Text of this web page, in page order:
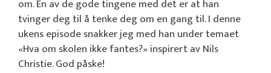
om. En av de gode tingene med det er at han
tvinger deg til å tenke deg om en gang til. I denne
ukens episode snakker jeg med han under temaet
«Hva om skolen ikke fantes?» inspirert av Nils
Christie. God påske!